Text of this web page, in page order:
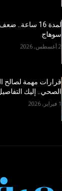
سوهاج
2 أغسطس, 2026
قرارات مهمة لصالح
الصحي.. إليك
1 فبراير, 2026